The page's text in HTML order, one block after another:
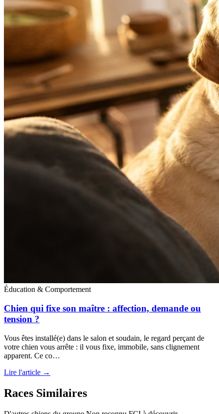
Éducation & Comportement
Chien qui fixe son maître : affection, demande ou
tension ?
Vous êtes installé(e) dans le salon et soudain, le regard perçant de
votre chien vous arrête : il vous fixe, immobile, sans clignement
apparent. Ce co…
Lire l'article →
Races Similaires